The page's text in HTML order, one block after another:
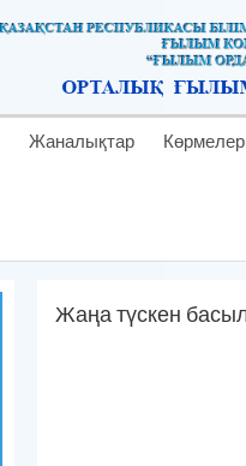
Жаналықтар Көрмелер
Жаңа түскен